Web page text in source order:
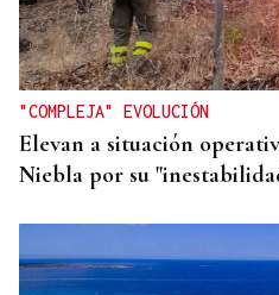
"COMPLEJA" EVOLUCIÓN
Elevan a situación
Niebla por su